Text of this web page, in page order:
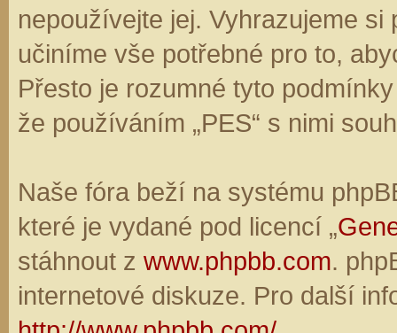
nepoužívejte jej. Vyhrazujeme
učiníme vše potřebné pro to,
Přesto je rozumné tyto
že používáním „PES“ s nimi
Naše fóra beží na systému
které je vydané pod licencí „
stáhnout z www.phpbb.com.
internetové diskuze. Pro další